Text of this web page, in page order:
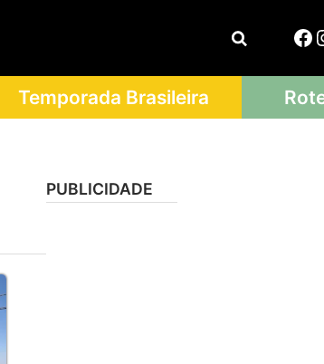
Temporada Brasileira
PUBLICIDADE